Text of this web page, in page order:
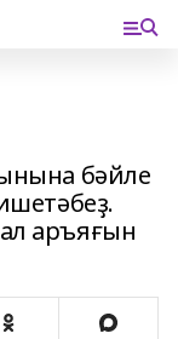
бәйле
аръяғын